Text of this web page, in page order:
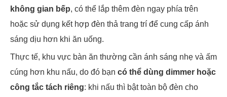
không gian bếp, có thể lắp thêm đèn ngay phía trên
hoặc sử dụng kết hợp đèn thả trang trí để cung cấp ánh
sáng dịu hơn khi ăn uống.
Thực tế, khu vực bàn ăn thường cần ánh sáng nhẹ và ấm
cúng hơn khu nấu, do đó bạn có thể dùng dimmer hoặc
công tắc tách riêng: khi nấu thì bật toàn bộ đèn cho